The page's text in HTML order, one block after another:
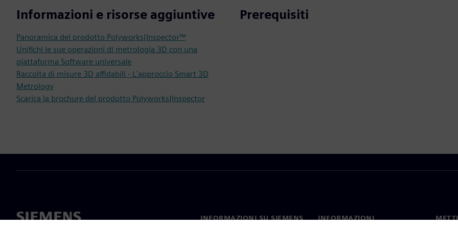
Informazioni e risorse aggiuntive
Panoramica del prodotto Polyworks|Inspector™
Unifichi le sue operazioni di metrologia 3D con una
piattaforma Software universale
Raccolta di misure 3D affidabili - L'approccio Smart 3D
Metrology
Scarica la brochure del prodotto Polyworks|Inspector
Prerequisiti
INFORMAZIONI SU SIEMENS
INFORMAZIONI